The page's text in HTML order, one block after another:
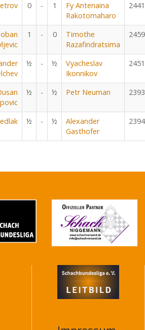
0 - 1
Fy Antenaina
Rakotomaharo
2441
1 - 0
Timothe
Razafindratsima
2459
½ - ½
Vyacheslav
Ikonnikov
2451
½ - ½ Petr Neuman 2393
½ - ½
Alexander
Gasthofer
2394